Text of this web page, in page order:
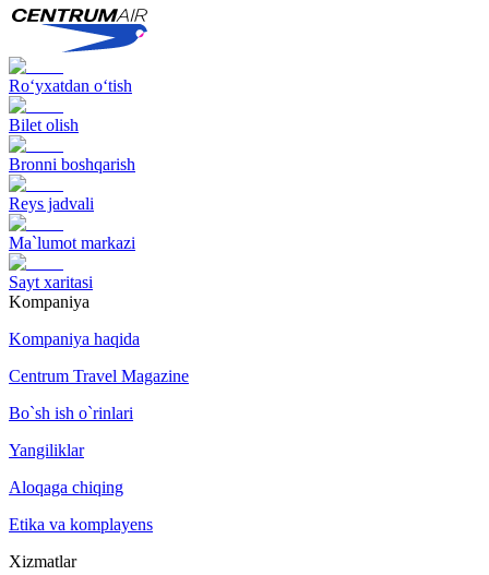
Ro‘yxatdan o‘tish
Bilet olish
Bronni boshqarish
Reys jadvali
Ma`lumot markazi
Sayt xaritasi
Kompaniya
Kompaniya haqida
Centrum Travel Magazine
Bo`sh ish o`rinlari
Yangiliklar
Aloqaga chiqing
Etika va komplayens
Xizmatlar